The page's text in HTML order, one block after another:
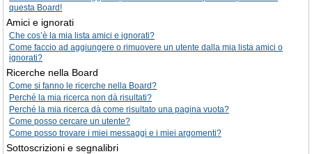
questa Board!
Amici e ignorati
Che cos’è la mia lista amici e ignorati?
Come faccio ad aggiungere o rimuovere un utente dalla mia lista amici o
ignorati?
Ricerche nella Board
Come si fanno le ricerche nella Board?
Perché la mia ricerca non dà risultati?
Perché la mia ricerca dà come risultato una pagina vuota?
Come posso cercare un utente?
Come posso trovare i miei messaggi e i miei argomenti?
Sottoscrizioni e segnalibri